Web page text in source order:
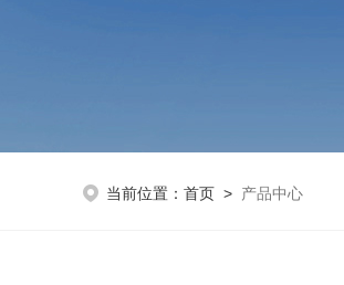
当前位置： 首页 > 产品中心